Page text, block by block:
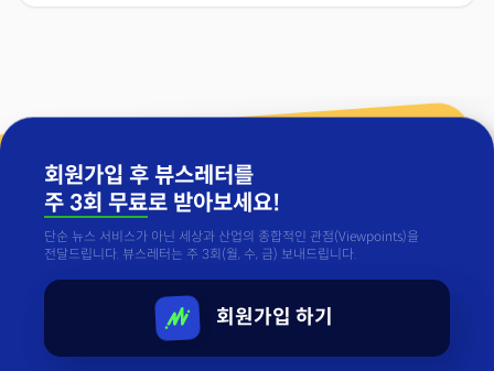
회원가입 후 뷰스레터를
주 3회 무료로 받아보세요!
단순 뉴스 서비스가 아닌 세상과 산업의 종합적인 관점(Viewpoints)을
전달드립니다. 뷰스레터는 주 3회(월, 수, 금) 보내드립니다.
회원가입 하기